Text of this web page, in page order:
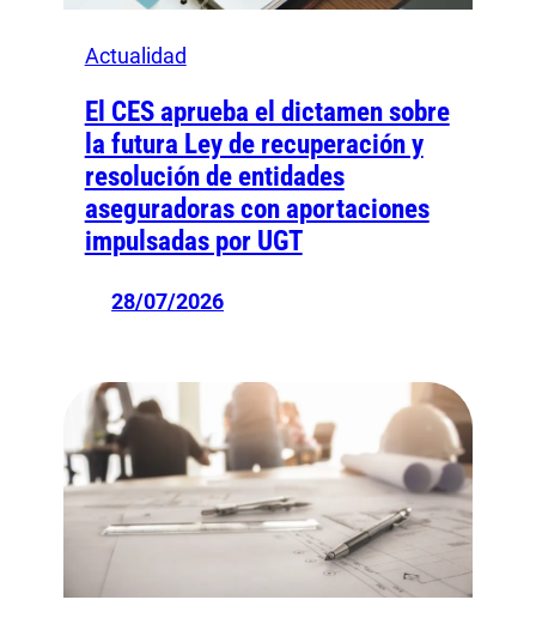
Actualidad
El CES aprueba el dictamen sobre
la futura Ley de recuperación y
resolución de entidades
aseguradoras con aportaciones
impulsadas por UGT
28/07/2026